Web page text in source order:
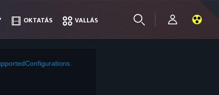
OKTATÁS VALLÁS
OKTATÁS VALLÁS